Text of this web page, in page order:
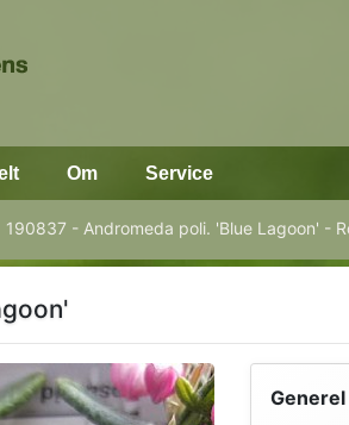
Om Service
190837 - Andromeda poli. 'Blue Lagoon' -